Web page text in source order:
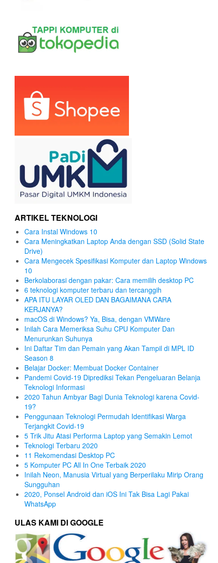
ARTIKEL TEKNOLOGI
Cara Instal Windows 10
Cara Meningkatkan Laptop Anda dengan SSD (Solid State
Drive)
Cara Mengecek Spesifikasi Komputer dan Laptop Windows
10
Berkolaborasi dengan pakar: Cara memilih desktop PC
6 teknologi komputer terbaru dan tercanggih
APA ITU LAYAR OLED DAN BAGAIMANA CARA
KERJANYA?
macOS di Windows? Ya, Bisa, dengan VMWare
Inilah Cara Memeriksa Suhu CPU Komputer Dan
Menurunkan Suhunya
Ini Daftar Tim dan Pemain yang Akan Tampil di MPL ID
Season 8
Belajar Docker: Membuat Docker Container
Pandemi Covid-19 Diprediksi Tekan Pengeluaran Belanja
Teknologi Informasi
2020 Tahun Ambyar Bagi Dunia Teknologi karena Covid-
19?
Penggunaan Teknologi Permudah Identifikasi Warga
Terjangkit Covid-19
5 Trik Jitu Atasi Performa Laptop yang Semakin Lemot
Teknologi Terbaru 2020
11 Rekomendasi Desktop PC
5 Komputer PC All In One Terbaik 2020
Inilah Neon, Manusia Virtual yang Berperilaku Mirip Orang
Sungguhan
2020, Ponsel Android dan iOS Ini Tak Bisa Lagi Pakai
WhatsApp
ULAS KAMI DI GOOGLE